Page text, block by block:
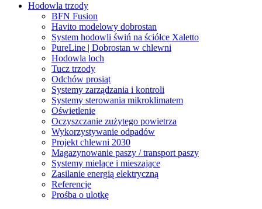
Hodowla trzody
BFN Fusion
Havito modelowy dobrostan
System hodowli świń na ściółce Xaletto
PureLine | Dobrostan w chlewni
Hodowla loch
Tucz trzody
Odchów prosiąt
Systemy zarządzania i kontroli
Systemy sterowania mikroklimatem
Oświetlenie
Oczyszczanie zużytego powietrza
Wykorzystywanie odpadów
Projekt chlewni 2030
Magazynowanie paszy / transport paszy
Systemy mielące i mieszające
Zasilanie energią elektryczną
Referencje
Prośba o ulotkę